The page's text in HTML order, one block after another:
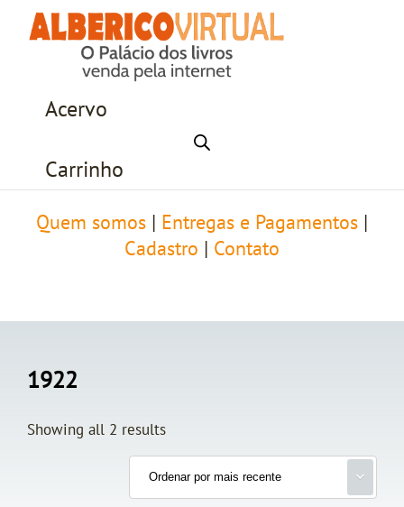
Acervo
Carrinho
Quem somos Entregas e Pagamentos
Cadastro
Contato
1922
Showing all 2 results